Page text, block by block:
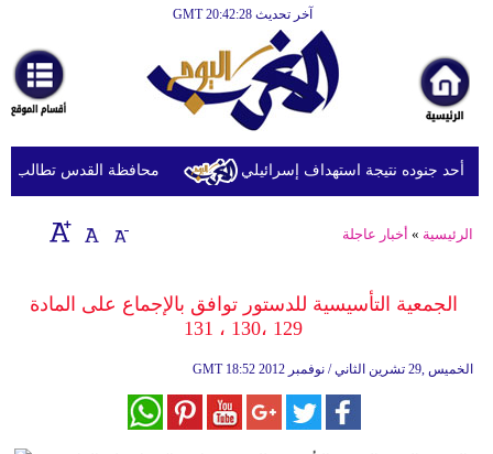
آخر تحديث GMT 20:42:28
أخبارعاجلة
رياضة
ثقافة
إقتصاد
وموسيقى
محافظة القدس تطالب أحد جنوده نتيجة استهداف إسرائيلي
الرئيسية » أخبار عاجلة
الجمعية التأسيسية للدستور توافق بالإجماع على المادة
129 ،130 ، 131
GMT 18:52 2012 الخميس ,29 تشرين الثاني / نوفمبر